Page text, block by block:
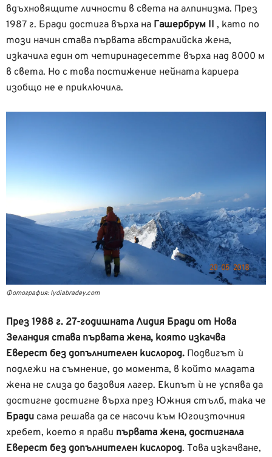
вдъхновящите личности в света на алпинизма. През
1987 г. Бради достига върха на Гашербрум II , като по
този начин става първата австралийска жена,
изкачила един от четиринадесетте върха над 8000 м
в света. Но с това постижение нейната кариера
изобщо не е приключила.
Фотография: lydiabradey.com
През 1988 г. 27-годишната Лидия Бради от Нова
Зеландия става първата жена, която изкачва
Еверест без допълнителен кислород. Подвигът ѝ
подлежи на съмнение, до момента, в който младата
жена не слиза до базовия лагер. Екипът ѝ не успява да
достигне достигне върха през Южния стълб, така че
Бради сама решава да се насочи към Югоизточния
хребет, което я прави първата жена, достигнала
Еверест без допълнителен кислород. Това изкачване,